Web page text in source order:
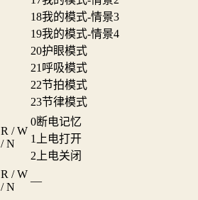
18我的模式-情景3
19我的模式-情景4
20护眼模式
21 呼吸模式
22节拍模式
23节律模式
R / W
/ N
0断电记忆
1
上电打开
2 上电关闭
R / W
/ N
—